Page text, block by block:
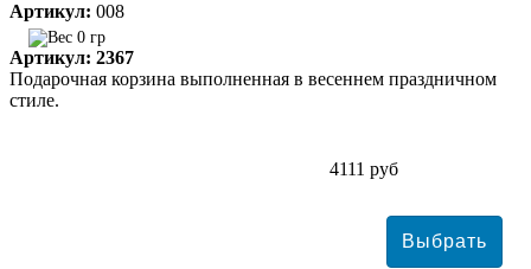
Артикул: 008
0 гр
Артикул: 2367
Подарочная корзина выполненная в весеннем праздничном
стиле.
4111 руб